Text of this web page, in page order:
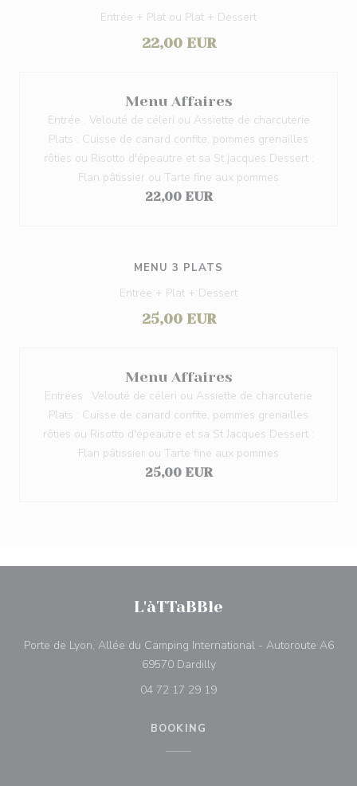
Entrée + Plat ou Plat + Dessert
22,00 EUR
Menu Affaires
Entrée : Velouté de céleri ou Assiette de charcuterie
Plats : Cuisse de canard confite, pommes grenailles
rôties ou Risotto d'épeautre et sa St jacques Dessert :
Flan pâtissier ou Tarte fine aux pommes
22,00 EUR
MENU 3 PLATS
Entrée + Plat + Dessert
25,00 EUR
Menu Affaires
Entrées : Velouté de céleri ou Assiette de charcuterie
Plats : Cuisse de canard confite, pommes grenailles
rôties ou Risotto d'épeautre et sa St Jacques Dessert :
Flan pâtissier ou Tarte fine aux pommes
25,00 EUR
L'àTTaBBle
Porte de Lyon, Allée du Camping International - Autoroute A6
69570 Dardilly((opens in a new window))
04 72 17 29 19
BOOKING